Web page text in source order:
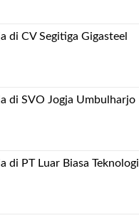
di CV Segitiga Gigasteel
di SVO Jogja Umbulharjo
di PT Luar Biasa Teknologi